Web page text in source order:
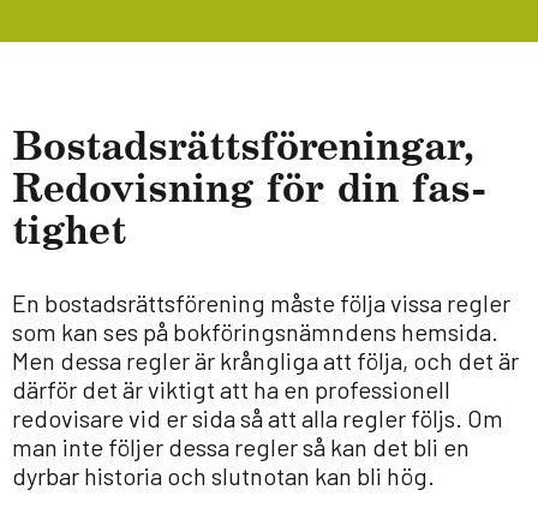
Bostads­rätts­för­e­ningar,
Redo­vis­ning för din fas­
tig­het
En bostadsrättsförening måste följa vissa regler
som kan ses på bokföringsnämndens hemsida.
Men dessa regler är krångliga att följa, och det är
därför det är viktigt att ha en professionell
redovisare vid er sida så att alla regler följs. Om
man inte följer dessa regler så kan det bli en
dyrbar historia och slutnotan kan bli hög.